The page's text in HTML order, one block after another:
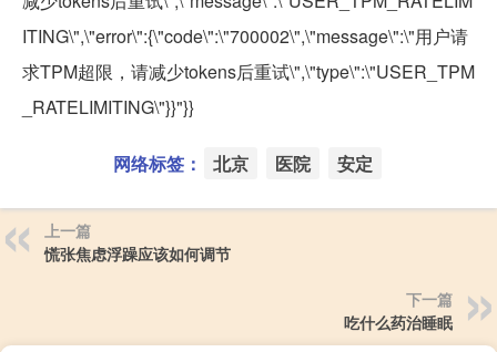
ITING\",\"error\":{\"code\":\"700002\",\"message\":\"用户请
求TPM超限，请减少tokens后重试\",\"type\":\"USER_TPM
_RATELIMITING\"}}"}}
网络标签： 北京 医院 安定
上一篇
慌张焦虑浮躁应该如何调节
下一篇
吃什么药治睡眠